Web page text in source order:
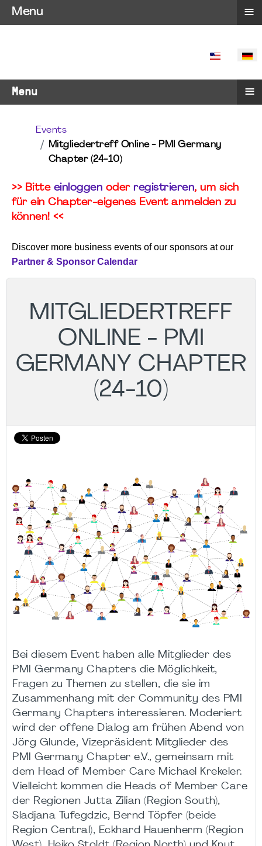
SPRACHE
Menu ≡
Events
Mitgliedertreff Online - PMI Germany
Chapter (24-10)
>> Bitte einloggen oder registrieren, um sich
für ein Chapter-eigenes Event anmelden zu
können! <<
Discover more business events of our sponsors at our
Partner & Sponsor Calendar
MITGLIEDERTREFF
ONLINE - PMI
GERMANY CHAPTER
(24-10)
Bei diesem Event haben alle Mitglieder des
PMI Germany Chapters die Möglichkeit,
Fragen zu Themen zu stellen, die sie im
Zusammenhang mit der Community des PMI
Germany Chapters interessieren. Moderiert
wird der offene Dialog am frühen Abend von
Jörg Glunde, Vizepräsident Mitglieder des
PMI Germany Chapter e.V., gemeinsam mit
dem Head of Member Care Michael Krekeler.
Vielleicht kommen die Heads of Member Care
der Regionen Jutta Zilian (Region South),
Sladjana Tufegdzic, Bernd Töpfer (beide
Region Central), Eckhard Hauenherm (Region
Menu ≡